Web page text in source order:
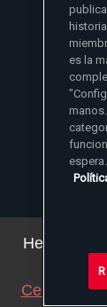
Sitios
Aci
English
España
Polska
Magyar
Más
Madre
Sala de
1-800-
EIN:
©
Hemos
Cerrar este
es la
espera.